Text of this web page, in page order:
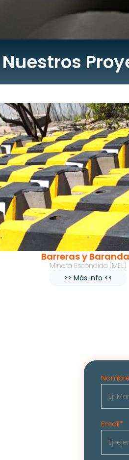
Nuestros
Barreras y
Minera Escondida (MEL)
>> Más info <<
Email*